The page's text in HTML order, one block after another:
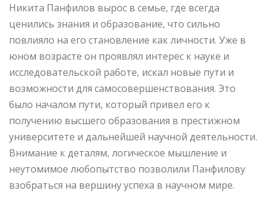
Никита Панфилов вырос в семье, где всегда
ценились знания и образование, что сильно
повлияло на его становление как личности. Уже в
юном возрасте он проявлял интерес к науке и
исследовательской работе, искал новые пути и
возможности для самосовершенствования. Это
было началом пути, который привел его к
получению высшего образования в престижном
университете и дальнейшей научной деятельности.
Внимание к деталям, логическое мышление и
неутомимое любопытство позволили Панфилову
взобраться на вершину успеха в научном мире.